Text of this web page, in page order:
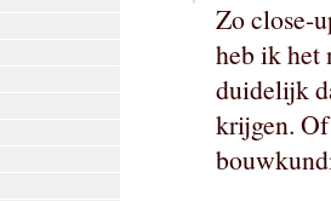
Zo close-
heb ik het
duidelijk
krijgen.